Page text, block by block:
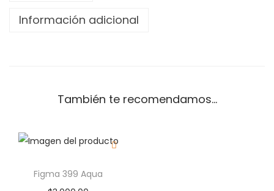
Información adicional
También te recomendamos…
Figma 399 Aqua